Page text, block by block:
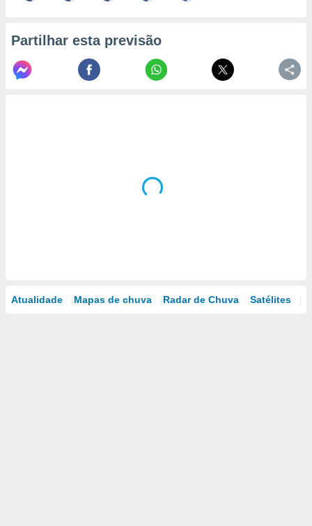
Partilhar esta previsão
Atualidade Mapas de chuva Radar de Chuva Satélites